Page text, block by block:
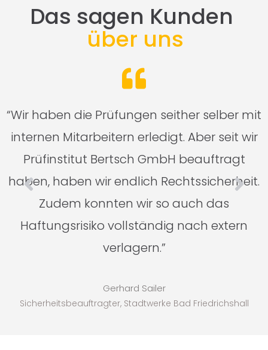
Das sagen Kunden
über uns
“Wir haben die Prüfungen seither selber mit
internen Mitarbeitern erledigt. Aber seit wir
Prüfinstitut Bertsch GmbH beauftragt
haben, haben wir endlich Rechtssicherheit.
Zudem konnten wir so auch das
Haftungsrisiko vollständig nach extern
verlagern.”
Gerhard Sailer
Sicherheitsbeauftragter, Stadtwerke Bad Friedrichshall